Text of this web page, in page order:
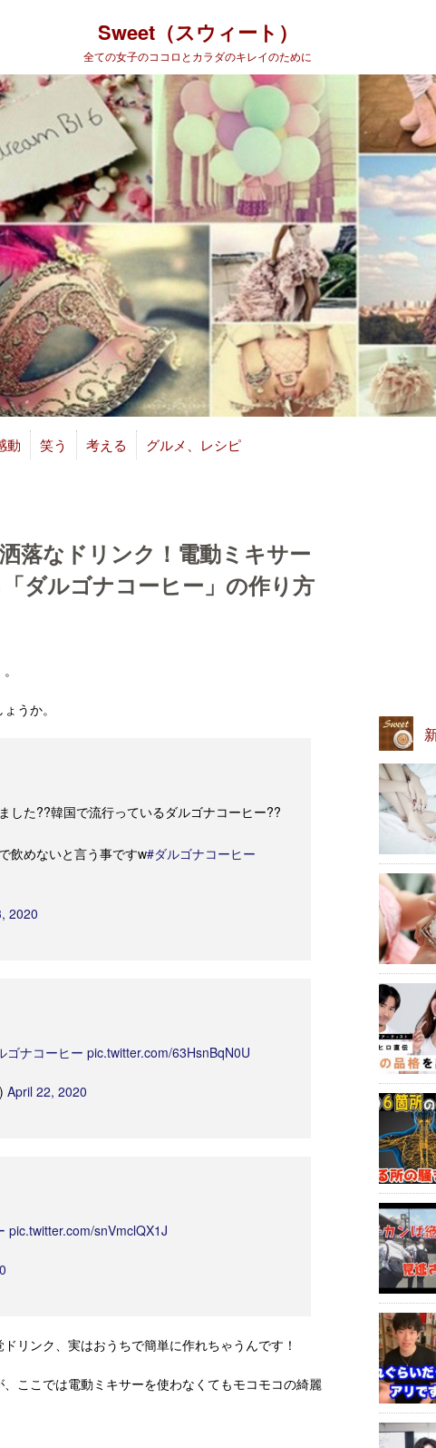
Sweet（スウィート）
全ての女子のココロとカラダのキレイのために
動 笑う 考える グルメ、レシピ
落なドリンク！電動ミキサー
ダルゴナコーヒー」の作り方
うか。
した??韓国で流行っているダルゴナコーヒー??
飲めないと言う事ですw#ダルゴナコーヒー
2020
ゴナコーヒー pic.twitter.com/63HsnBqN0U
April 22, 2020
pic.twitter.com/snVmclQX1J
リンク、実はおうちで簡単に作れちゃうんです！
ここでは電動ミキサーを使わなくてもモコモコの綺麗